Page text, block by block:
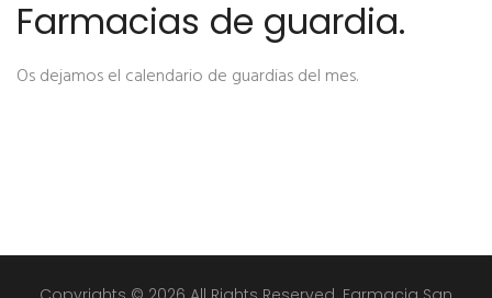
Farmacias de guardia.
Os dejamos el calendario de guardias del mes.